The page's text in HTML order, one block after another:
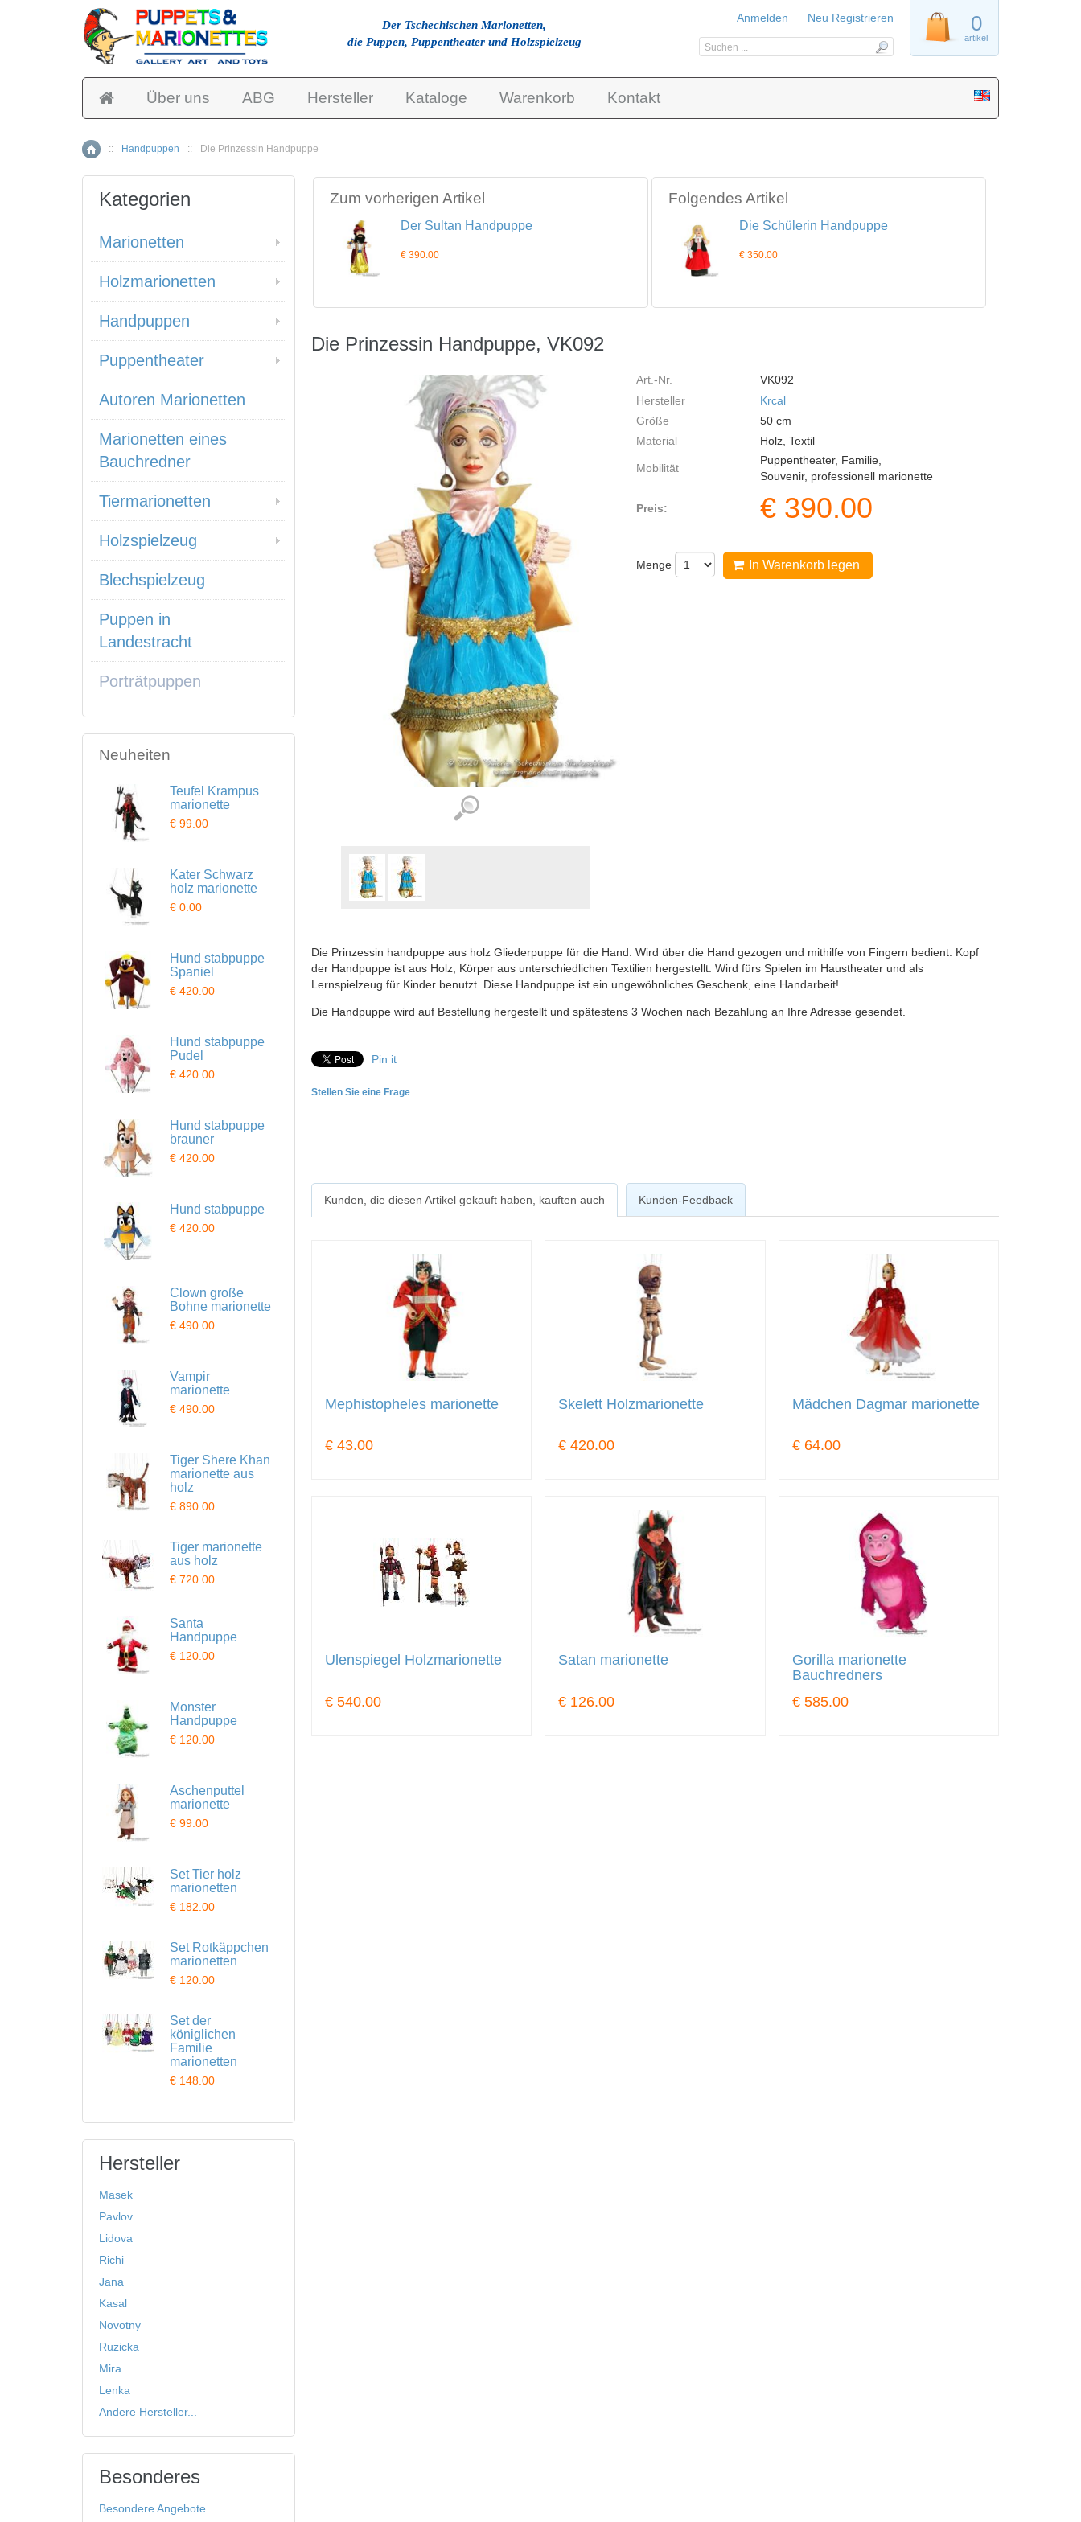
Über uns ABG Hersteller Kataloge Warenkorb Kontakt
Home
:: Handpuppen :: Die Prinzessin Handpuppe
Zum vorherigen Artikel
Der Sultan Handpuppe
€ 390.00
Folgendes Artikel
Die Schülerin Handpuppe
€ 350.00
Die Prinzessin Handpuppe, VK092
Art.-Nr.
VK092
Hersteller
Krcal
Größe
50 cm
Material
Holz, Textil
Mobilität
Puppentheater, Familie,
Souvenir, professionell marionette
Preis: € 390.00
Menge In Warenkorb legen
Die Prinzessin handpuppe aus holz Gliederpuppe für die Hand. Wird über die Hand gezogen und mithilfe von Fingern bedient. Kopf
der Handpuppe ist aus Holz, Körper aus unterschiedlichen Textilien hergestellt. Wird fürs Spielen im Haustheater und als
Lernspielzeug für Kinder benutzt. Diese Handpuppe ist ein ungewöhnliches Geschenk, eine Handarbeit!
Die Handpuppe wird auf Bestellung hergestellt und spätestens 3 Wochen nach Bezahlung an Ihre Adresse gesendet.
Pin it
Stellen Sie eine Frage
Kunden, die diesen Artikel gekauft haben, kauften auch Kunden-Feedback
Mephistopheles marionette
€ 43.00
Skelett Holzmarionette
€ 420.00
Mädchen Dagmar marionette
€ 64.00
Ulenspiegel Holzmarionette
€ 540.00
Satan marionette
€ 126.00
Gorilla marionette
Bauchredners
€ 585.00
Kategorien
Marionetten
Holzmarionetten
Handpuppen
Puppentheater
Autoren Marionetten
Marionetten eines
Bauchredner
Tiermarionetten
Holzspielzeug
Blechspielzeug
Puppen in
Landestracht
Porträtpuppen
Neuheiten
Teufel Krampus
marionette
€ 99.00
Kater Schwarz
holz marionette
€ 0.00
Hund stabpuppe
Spaniel
€ 420.00
Hund stabpuppe
Pudel
€ 420.00
Hund stabpuppe
brauner
€ 420.00
Hund stabpuppe
€ 420.00
Clown große
Bohne marionette
€ 490.00
Vampir
marionette
€ 490.00
Tiger Shere Khan
marionette aus
holz
€ 890.00
Tiger marionette
aus holz
€ 720.00
Santa
Handpuppe
€ 120.00
Monster
Handpuppe
€ 120.00
Aschenputtel
marionette
€ 99.00
Set Tier holz
marionetten
€ 182.00
Set Rotkäppchen
marionetten
€ 120.00
Set der
königlichen
Familie
marionetten
€ 148.00
Hersteller
Masek
Pavlov
Lidova
Richi
Jana
Kasal
Novotny
Ruzicka
Mira
Lenka
Andere Hersteller...
Besonderes
Besondere Angebote
Der Tschechischen Marionetten,
die Puppen, Puppentheater und Holzspielzeug
0
artikel
Anmelden Neu Registrieren